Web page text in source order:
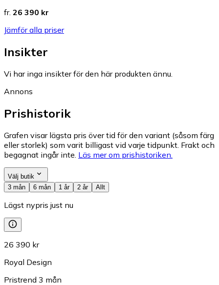
fr. 26 390 kr
Jämför alla priser
Insikter
Vi har inga insikter för den här produkten ännu.
Annons
Prishistorik
Grafen visar lägsta pris över tid för den variant (såsom färg
eller storlek) som varit billigast vid varje tidpunkt. Frakt och
begagnat ingår inte. Läs mer om prishistoriken.
Välj butik
3 mån
6 mån 1 år 2 år Allt
Lägst nypris just nu
26 390 kr
Royal Design
Pristrend 3 mån